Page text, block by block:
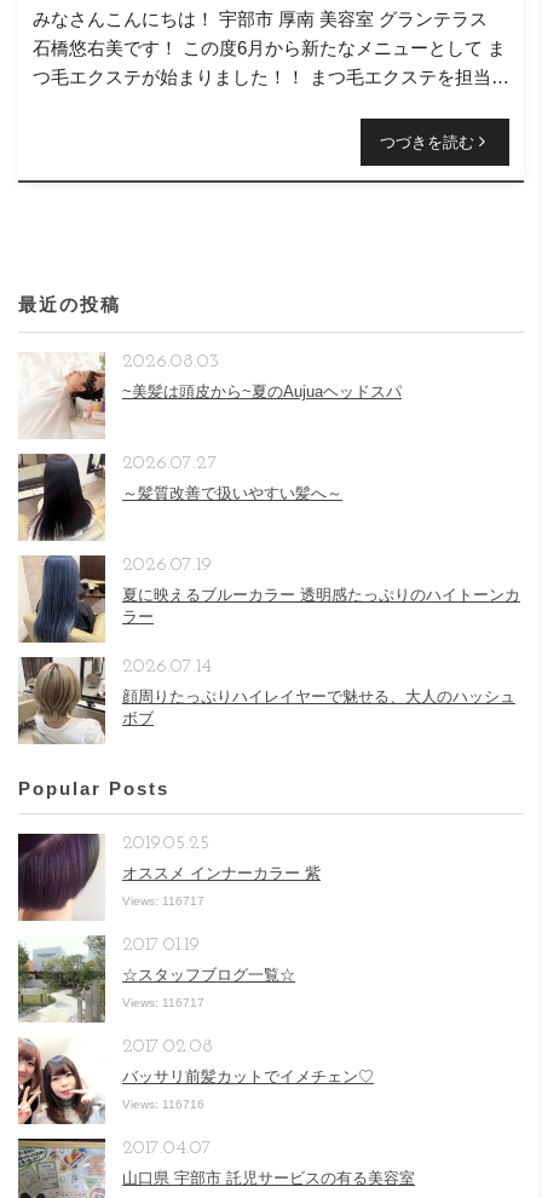
みなさんこんにちは！ 宇部市 厚南 美容室 グランテラス
石橋悠右美です！ この度6月から新たなメニューとして ま
つ毛エクステが始まりました！！ まつ毛エクステを担当さ
つづきを読む
最近の投稿
~美髪は頭皮から~夏のAujuaヘッドスパ
2026.08.03
～髪質改善で扱いやすい髪へ～
2026.07.27
夏に映えるブルーカラー 透明感たっぷりのハイトーンカ
ラー
2026.07.19
顔周りたっぷりハイレイヤーで魅せる、大人のハッシュ
ボブ
2026.07.14
Popular Posts
オススメ インナーカラー 紫
2019.05.25
Views: 116717
☆スタッフブログ一覧☆
2017.01.19
Views: 116717
バッサリ前髪カットでイメチェン♡
2017.02.08
Views: 116716
山口県 宇部市 託児サービスの有る美容室
2017.04.07